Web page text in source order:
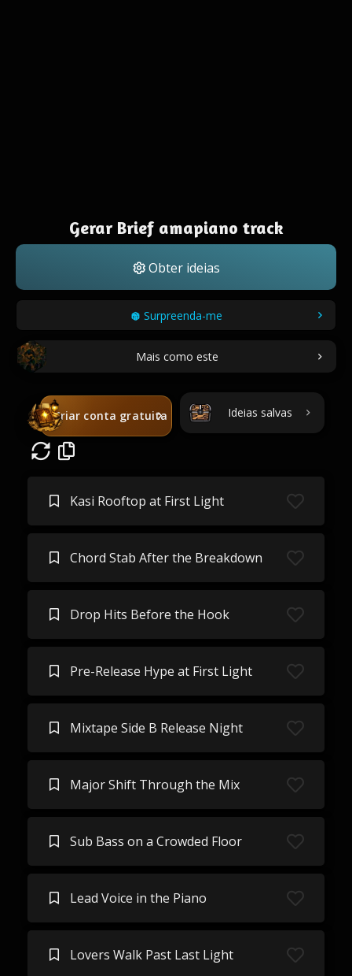
Gerar Brief amapiano track
Obter ideias
Surpreenda-me
Mais como este
Criar conta gratuita Ideias salvas
Kasi Rooftop at First Light
Chord Stab After the Breakdown
Drop Hits Before the Hook
Pre-Release Hype at First Light
Mixtape Side B Release Night
Major Shift Through the Mix
Sub Bass on a Crowded Floor
Lead Voice in the Piano
Lovers Walk Past Last Light